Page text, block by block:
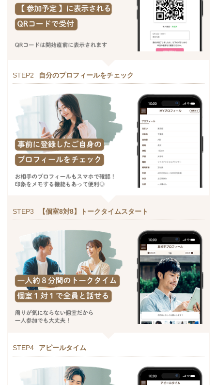
STEP2 自分のプロフィールをチェック
STEP3 【個室8対8】トークタイムスタート
STEP4 アピールタイム